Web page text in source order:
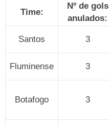
Time:
Nº de gols
anulados:
Santos 3
Fluminense 3
Botafogo 3